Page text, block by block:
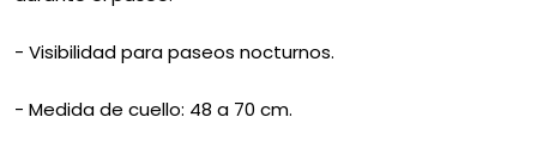
- Visibilidad para paseos nocturnos.
- Medida de cuello: 48 a 70 cm.